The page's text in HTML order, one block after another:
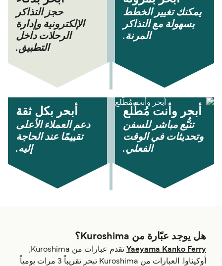
يمكنك تغيير الخطط
بسهولة مع التذاكر
المرنة.
حجز التذاكر
الإلكترونية وإدارة
الرحلات داخل
التطبيق.
أبحر وأنت مُطّلع
تتبُّع مباشر للسفن
وتحديثات في الوقت
الفعلي.
أبحر بكل ثقة
دعم العملاء الأعلى
تقييمًا عند الحاجة
إليه.
هل يوجد عبّارة من Kuroshima؟
Yaeyama Kanko Ferry
تقدم عبارات من Kuroshima,
أوكيناوا. العبارات من Kuroshima تبحر تقريباً 3 مرات يومياً